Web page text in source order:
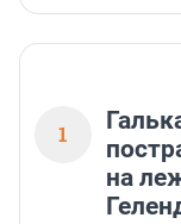
1
на